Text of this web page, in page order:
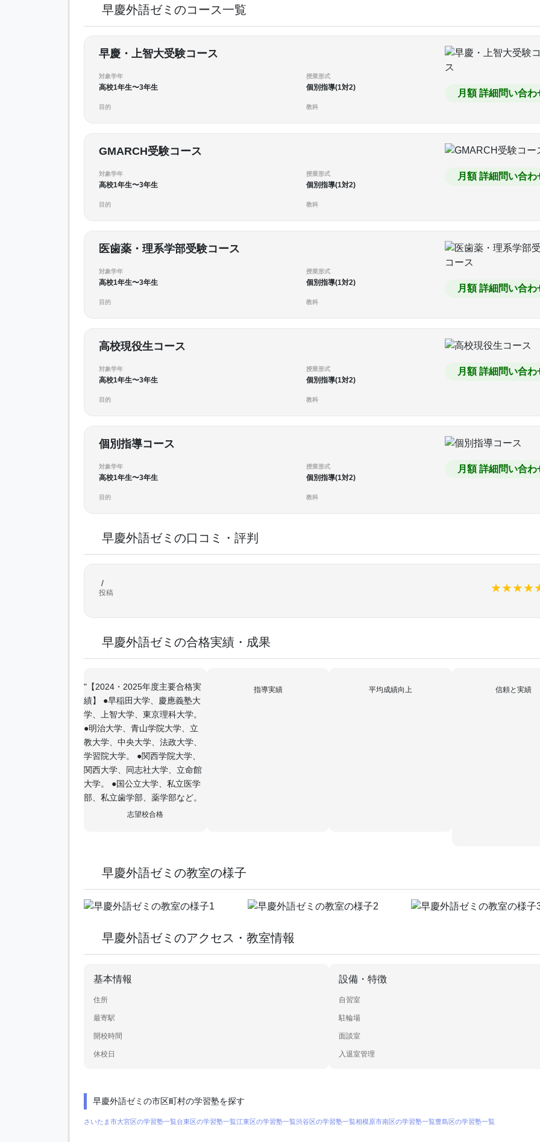
早慶外語ゼミのコース一覧
早慶・上智大受験コース
対象学年
高校1年生〜3年生
授業形式
個別指導(1対2)
目的 教科
月額 詳細問い合わ
GMARCH受験コース
対象学年
高校1年生〜3年生
授業形式
個別指導(1対2)
目的 教科
月額 詳細問い合わ
医歯薬・理系学部受験コース
対象学年
高校1年生〜3年生
授業形式
個別指導(1対2)
目的 教科
月額 詳細問い合わ
高校現役生コース
対象学年
高校1年生〜3年生
授業形式
個別指導(1対2)
目的 教科
月額 詳細問い合わ
個別指導コース
対象学年
高校1年生〜3年生
授業形式
個別指導(1対2)
目的 教科
月額 詳細問い合わ
早慶外語ゼミの口コミ・評判
★★★★
/
投稿
早慶外語ゼミの合格実績・成果
"【2024・2025年度主要合格実
績】 ●早稲田大学、慶應義塾大
学、上智大学、東京理科大学。
●明治大学、青山学院大学、立
教大学、中央大学、法政大学、
学習院大学。 ●関西学院大学、
関西大学、同志社大学、立命館
大学。 ●国公立大学、私立医学
部、私立歯学部、薬学部など。
志望校合格
指導実績 平均成績向上 信頼と実績
早慶外語ゼミの教室の様子
早慶外語ゼミのアクセス・教室情報
基本情報
住所
最寄駅
開校時間
休校日
設備・特徴
自習室
駐輪場
面談室
入退室管理
早慶外語ゼミの市区町村の学習塾を探す
さいたま市大宮区の学習塾一覧台東区の学習塾一覧江東区の学習塾一覧渋谷区の学習塾一覧相模原市南区の学習塾一覧豊島区の学習塾一覧